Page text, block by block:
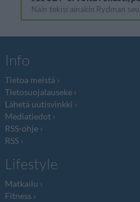
Info
Tietoa meistä
Tietosuojalauseke
Lähetä uutisvinkki
Mediatiedot
RSS-ohje
RSS
Lifestyle
Matkailu
Fitness